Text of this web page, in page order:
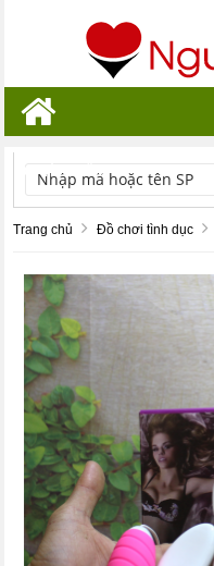
TÌM KIẾM
Trang chủ Đồ chơi tình dục